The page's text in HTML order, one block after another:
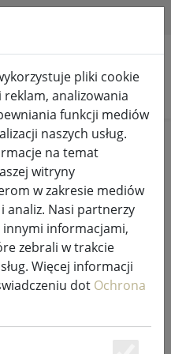
Comfetti
czarna
pliki cookie
analizowania
funkcji mediów
naszych usług.
na temat
witryny
w zakresie mediów
analiz. Nasi partnerzy
innymi informacjami,
zebrali w trakcie
Więcej informacji
dot Ochrona